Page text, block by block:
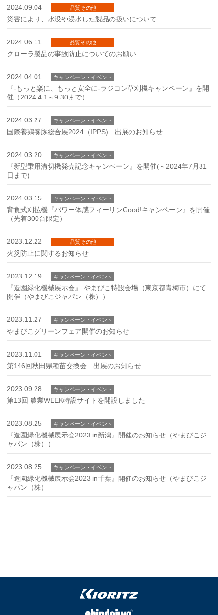
2024.09.04 品質その他
災害により、水没や浸水した製品の扱いについて
2024.06.11 品質その他
クローラ製品の事故防止についてのお願い
2024.04.01 キャンペーン・イベント
『-もっと楽に、もっと安全に-ラジコン草刈機キャンペーン』を開
催（2024.4.1～9.30まで）
2024.03.27 キャンペーン・イベント
国際養鶏養豚総合展2024（IPPS) 出展のお知らせ
2024.03.20 キャンペーン・イベント
『新型乗用溝切機発売記念キャンペーン』を開催(～2024年7月31
日まで)
2024.03.15 キャンペーン・イベント
背負式刈払機『パワー体感フィーリンGood!キャンペーン』を開催
（先着300台限定）
2023.12.22 品質その他
火災防止に関するお知らせ
2023.12.19 キャンペーン・イベント
『造園緑化機械展示会』 やまびこ特設会場（東京都青梅市）にて
開催（やまびこジャパン（株））
2023.11.27 キャンペーン・イベント
やまびこグリーンフェア開催のお知らせ
2023.11.01 キャンペーン・イベント
第146回秋田県種苗交換会 出展のお知らせ
2023.09.28 キャンペーン・イベント
第13回 農業WEEK特設サイトを開設しました
2023.08.25 キャンペーン・イベント
『造園緑化機械展示会2023 in新潟』開催のお知らせ（やまびこジ
ャパン（株））
2023.08.25 キャンペーン・イベント
『造園緑化機械展示会2023 in千葉』開催のお知らせ（やまびこジ
ャパン（株）